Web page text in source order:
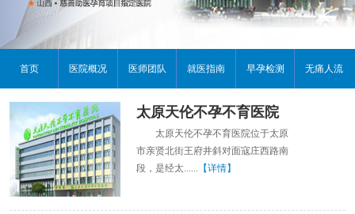
首页 医院概况 医师团队 就医指南 早孕检测 无痛人流
太原天伦不孕不育医院
太原天伦不孕不育医院位于太原
市亲贤北街王府井斜对面寇庄西路南
段，是经太...... 【详情】